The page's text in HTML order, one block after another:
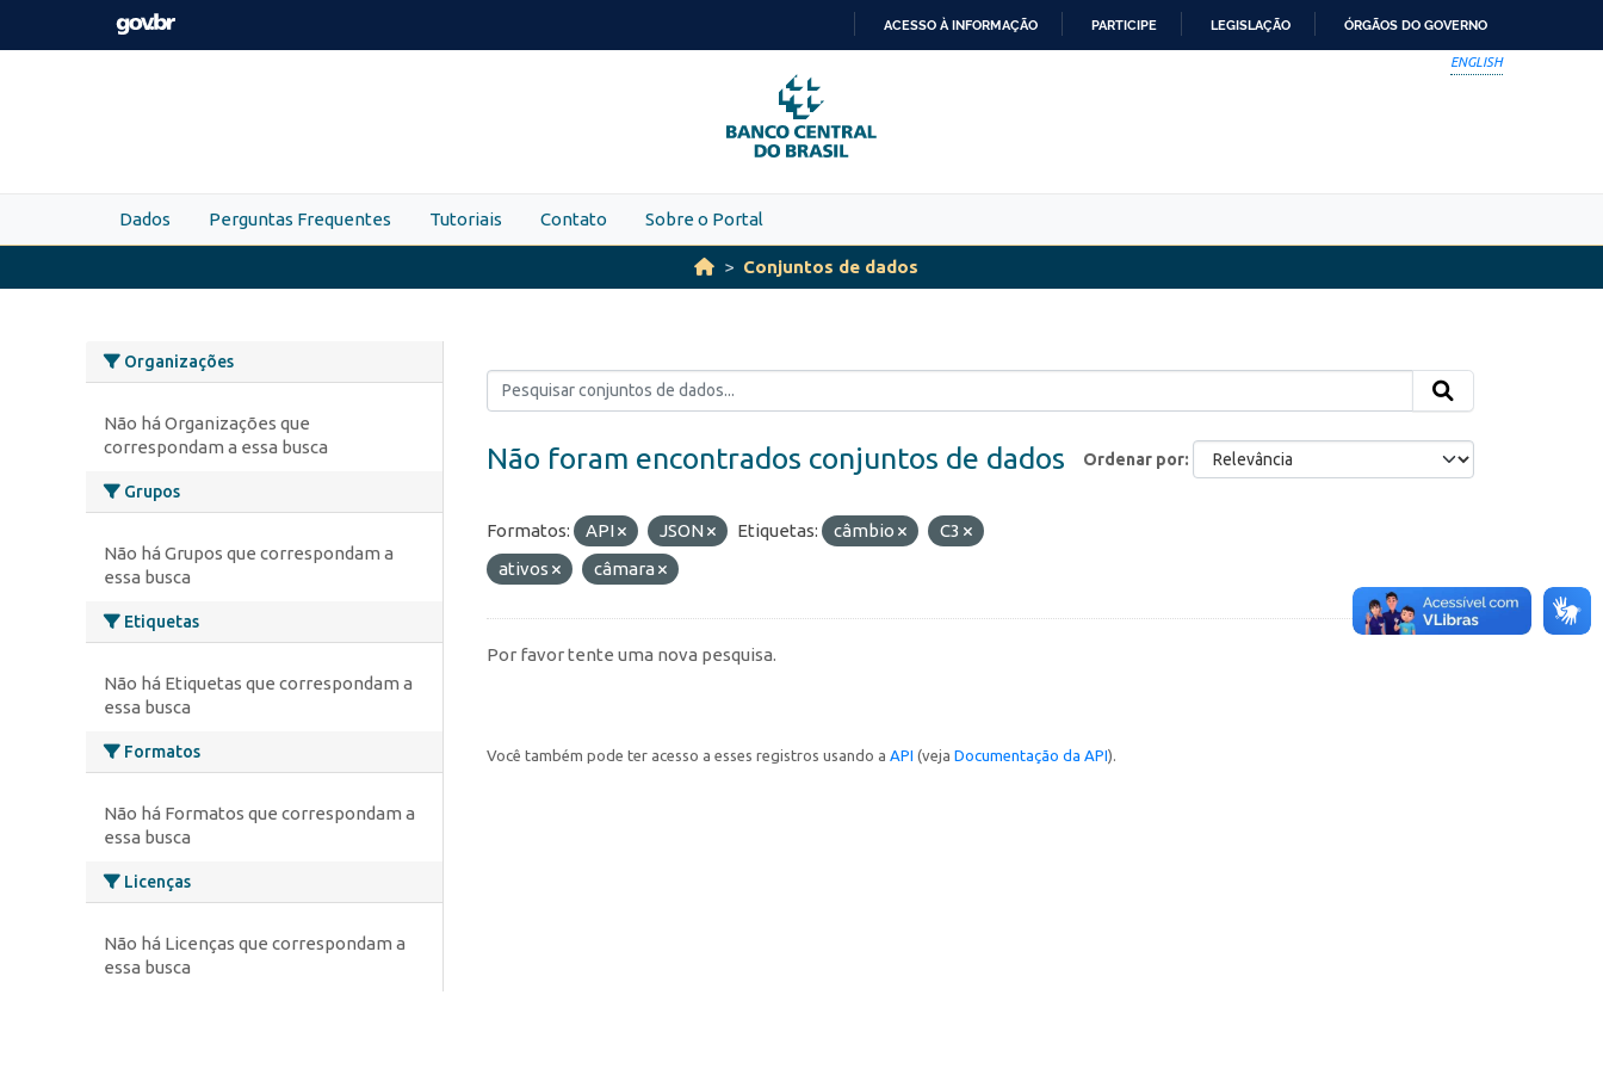
Skip to main content
PARA
O
CONTEÚDO
ACESSO À INFORMAÇÃO PARTICIPE LEGISLAÇÃO ÓRGÃOS DO GOVERNO
ENGLISH
Dados Perguntas Frequentes Tutoriais Contato Sobre o Portal
Conjuntos de dados
Organizações
Não há Organizações que
correspondam a essa busca
Grupos
Não há Grupos que correspondam a
essa busca
Etiquetas
Não há Etiquetas que correspondam a
essa busca
Formatos
Não há Formatos que correspondam a
essa busca
Licenças
Não há Licenças que correspondam a
essa busca
Ordenar por
Não foram encontrados conjuntos de dados
Formatos: API JSON Etiquetas: câmbio
C3
ativos
câmara
Por favor tente uma nova pesquisa.
Você também pode ter acesso a esses registros usando a API (veja Documentação da API).